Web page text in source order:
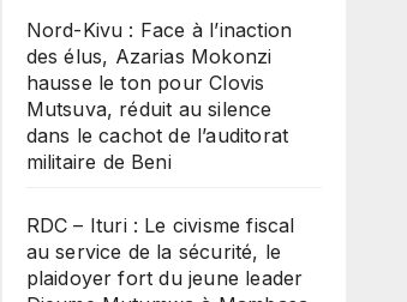
Nord-Kivu : Face à l’inaction
des élus, Azarias Mokonzi
hausse le ton pour Clovis
Mutsuva, réduit au silence
dans le cachot de l’auditorat
militaire de Beni
RDC – Ituri : Le civisme fiscal
au service de la sécurité, le
plaidoyer fort du jeune leader